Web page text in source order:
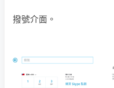
撥號介面。